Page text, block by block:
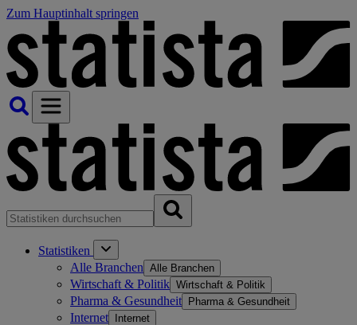
Zum Hauptinhalt springen
Statistiken
Alle Branchen Alle Branchen
Wirtschaft & Politik Wirtschaft & Politik
Pharma & Gesundheit Pharma & Gesundheit
Internet Internet